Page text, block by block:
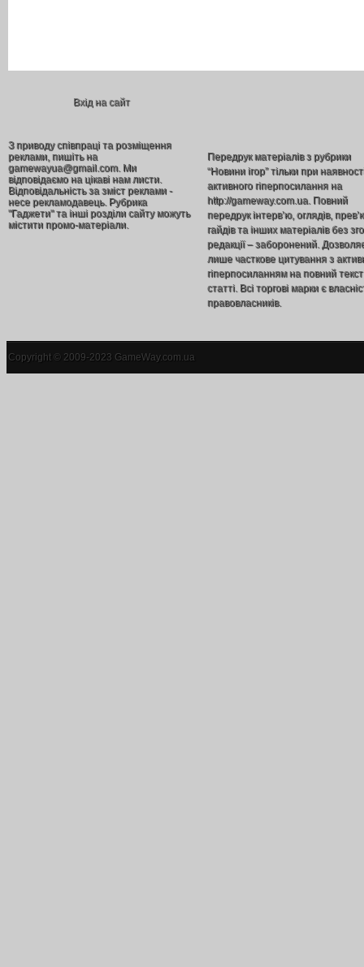
Вхід на сайт
З приводу співпраці та розміщення
реклами, пишіть на
gamewayua@gmail.com. Ми
відповідаємо на цікаві нам листи.
Відповідальність за зміст реклами -
несе рекламодавець. Рубрика
"Гаджети" та інші розділи сайту можуть
містити промо-матеріали.
Передрук матеріалів з рубрики
“Новини ігор” тільки при
активного гіперпосилання на
http://gameway.com.ua. Повний
передрук інтерв’ю, оглядів,
гайдів та інших матеріалів без
редакції – заборонений.
лише часткове цитування з
гіперпосиланням на повний текст
статті. Всі торгові марки є
правовласників.
Copyright © 2009-2023 GameWay.com.ua